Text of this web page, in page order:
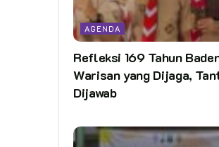
AGENDA
Refleksi 169 Tahun
Warisan yang Dijaga,
Dijawab